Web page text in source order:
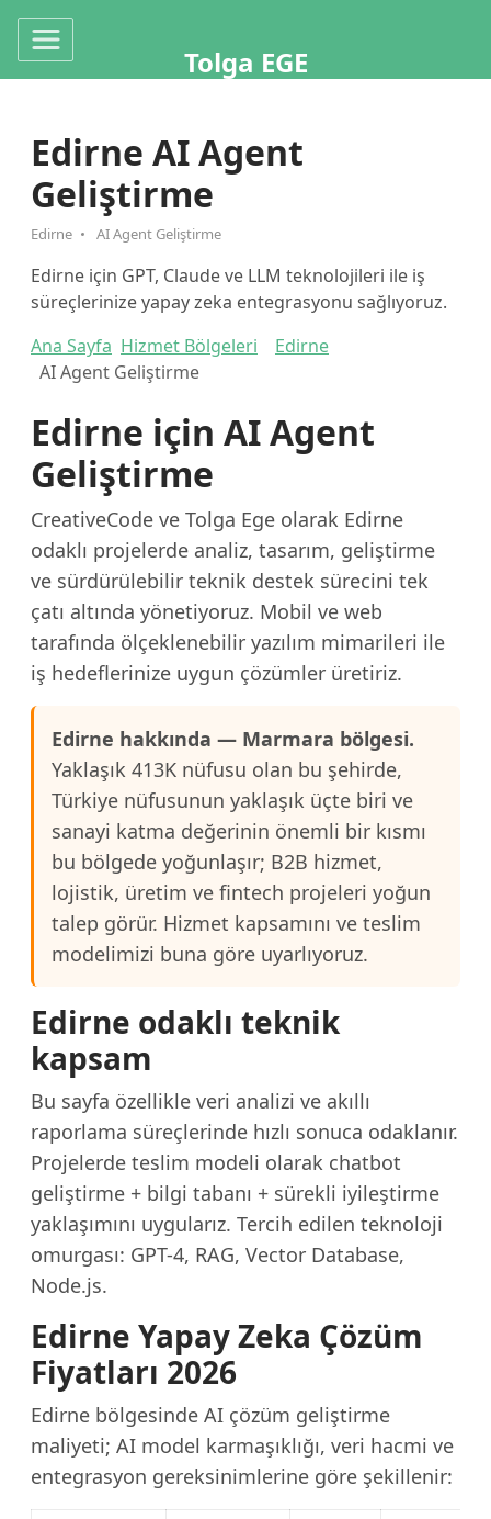
Tolga EGE
Edirne AI Agent
Geliştirme
Edirne AI Agent Geliştirme
Edirne için GPT, Claude ve LLM teknolojileri ile iş
süreçlerinize yapay zeka entegrasyonu sağlıyoruz.
Ana Sayfa Hizmet Bölgeleri
Edirne
AI Agent Geliştirme
Edirne için AI Agent
Geliştirme
CreativeCode ve Tolga Ege olarak Edirne
odaklı projelerde analiz, tasarım, geliştirme
ve sürdürülebilir teknik destek sürecini tek
çatı altında yönetiyoruz. Mobil ve web
tarafında ölçeklenebilir yazılım mimarileri ile
iş hedeflerinize uygun çözümler üretiriz.
Edirne hakkında — Marmara bölgesi.
Yaklaşık 413K nüfusu olan bu şehirde,
Türkiye nüfusunun yaklaşık üçte biri ve
sanayi katma değerinin önemli bir kısmı
bu bölgede yoğunlaşır; B2B hizmet,
lojistik, üretim ve fintech projeleri yoğun
talep görür. Hizmet kapsamını ve teslim
modelimizi buna göre uyarlıyoruz.
Edirne odaklı teknik
kapsam
Bu sayfa özellikle veri analizi ve akıllı
raporlama süreçlerinde hızlı sonuca odaklanır.
Projelerde teslim modeli olarak chatbot
geliştirme + bilgi tabanı + sürekli iyileştirme
yaklaşımını uygularız. Tercih edilen teknoloji
omurgası: GPT-4, RAG, Vector Database,
Node.js.
Edirne Yapay Zeka Çözüm
Fiyatları 2026
Edirne bölgesinde AI çözüm geliştirme
maliyeti; AI model karmaşıklığı, veri hacmi ve
entegrasyon gereksinimlerine göre şekillenir: